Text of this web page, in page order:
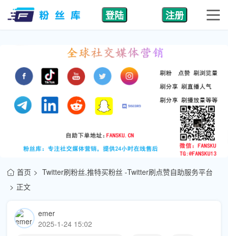
登陆 注册
首页
Twitter刷粉丝,推特买粉丝 -Twitter刷点赞自助服务平台
正文
emer
2025-1-24 15:02